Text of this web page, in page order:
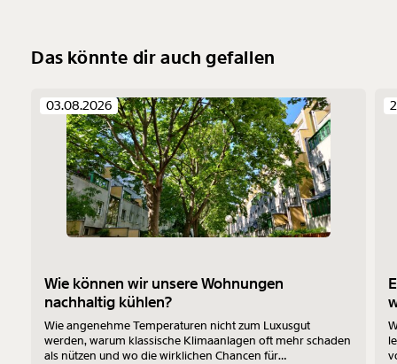
Das könnte dir auch gefallen
03.08.2026
Wie können wir unsere Wohnungen
nachhaltig kühlen?
Wie angenehme Temperaturen nicht zum Luxusgut
werden, warum klassische Klimaanlagen oft mehr schaden
als nützen und wo die wirklichen Chancen für